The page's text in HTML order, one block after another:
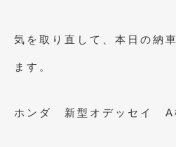
2022年8月 (1)
2022年4月
気を取り直して、本日の納
ます。
ホンダ 新型オデッセイ A